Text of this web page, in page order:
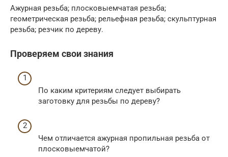
Ажурная резьба; плосковыемчатая резьба;
геометрическая резьба; рельефная резьба; скульптурная
резьба; резчик по дереву.
Проверяем свои знания
По каким критериям следует выбирать
заготовку для резьбы по дереву?
Чем отличается ажурная пропильная резьба от
плосковыемчатой?